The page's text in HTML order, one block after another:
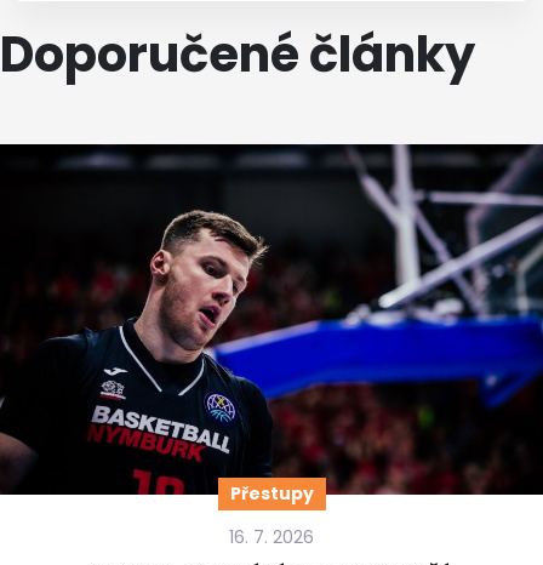
Doporučené články
Přestupy
16. 7. 2026